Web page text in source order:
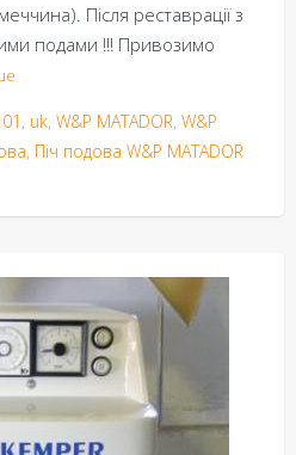
Після реставрації з
подами !!! Привозимо
, uk, W&P MATADOR, W&P
, Піч подова W&P MATADOR